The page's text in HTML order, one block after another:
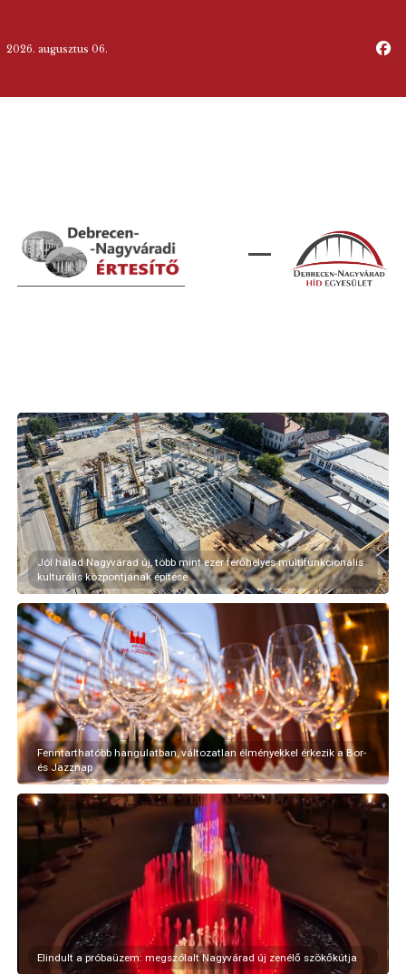
2026. augusztus 06.
Jól halad Nagyvárad új, több mint ezer férőhelyes multifunkcionális
kulturális központjának építése
Fenntarthatóbb hangulatban, változatlan élményekkel érkezik a Bor-
és Jazznap
Elindult a próbaüzem: megszólalt Nagyvárad új zenélő szökőkútja